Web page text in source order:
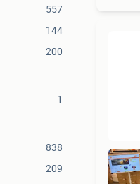
557
144
200
1
838
209